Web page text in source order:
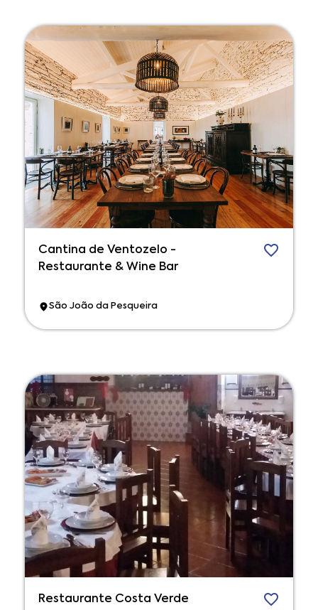
Cantina de Ventozelo -
Restaurante & Wine Bar
São João da Pesqueira
Restaurante Costa Verde